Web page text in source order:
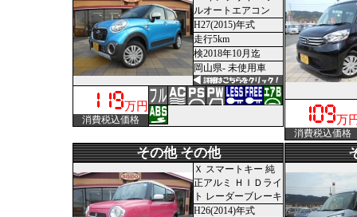
ルオートエアコン
H27(2015)年式
走行5km
検2018年10月迄
岡山県- 未使用車
万円
消費税込価格 万
消費税込価格
その他 その他
Ｘ スマートキー 純
正アルミ ＨＩＤライ
ト レーダーブレーキ
H26(2014)年式